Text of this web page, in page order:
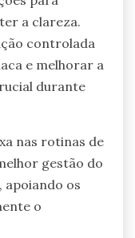
a clareza.
controlada
e melhorar a
durante
nas rotinas de
gestão do
apoiando os
o